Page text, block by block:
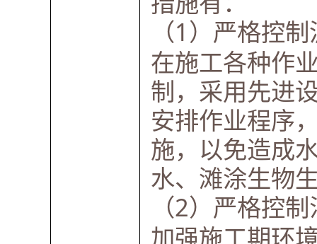
（1）严格控
在施工各种作
制，采用先进
安排作业程序
施，以免造成
水、滩涂生物
（2）严格控
加强施工期环